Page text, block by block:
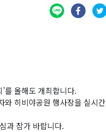
를 올해도 개최합니다.
와 히비야공원 행사장을 실시간
과 참가 바랍니다.